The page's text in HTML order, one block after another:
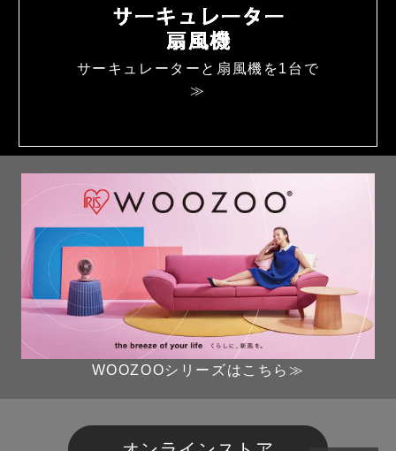
サーキュレーターと 扇風機を1台で
≫
WOOZOOシリーズはこちら≫